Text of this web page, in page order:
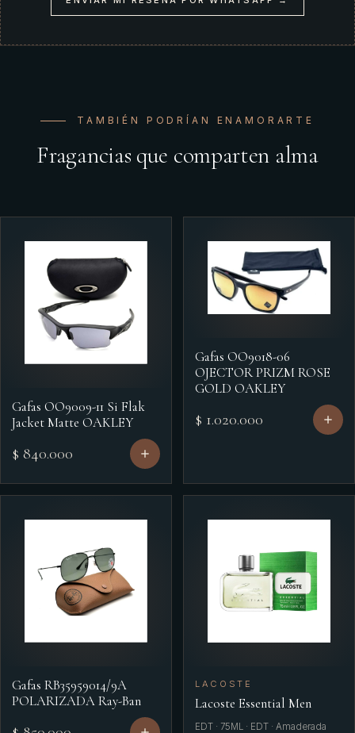
TAMBIÉN PODRÍAN ENAMORARTE
Fragancias que comparten alma
Gafas OO9009-11 Si Flak
Jacket Matte OAKLEY
$ 840.000
Gafas OO9018-06
OJECTOR PRIZM ROSE
GOLD OAKLEY
$ 1.020.000
Gafas RB35959014/9A
POLARIZADA Ray-Ban
LACOSTE
Lacoste Essential Men
EDT · 75ML · EDT · Amaderada